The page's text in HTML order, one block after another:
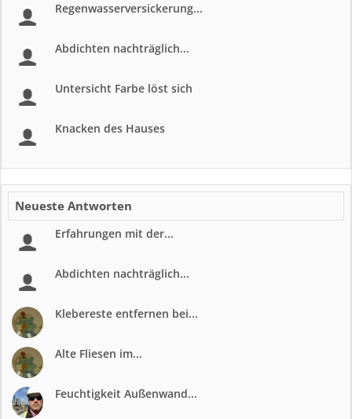
Regenwasserversickerung...
Abdichten nachträglich...
Untersicht Farbe löst sich
Knacken des Hauses
Neueste Antworten
Erfahrungen mit der...
Abdichten nachträglich...
Klebereste entfernen bei...
Alte Fliesen im...
Feuchtigkeit Außenwand...